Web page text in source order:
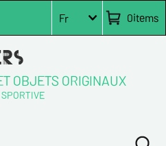
0items
Fr
OBJETS ORIGINAUX